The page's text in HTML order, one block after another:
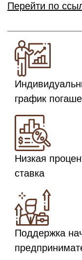
Перейти по
график
Низкая
ставка
Поддержка